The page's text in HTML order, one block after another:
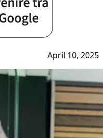
April 10, 2025